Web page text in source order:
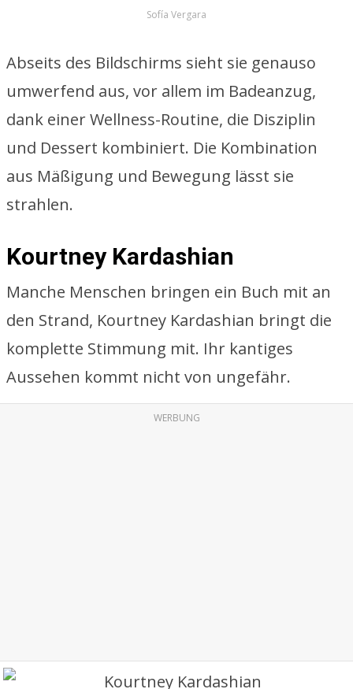
Sofía Vergara
Abseits des Bildschirms sieht sie genauso
umwerfend aus, vor allem im Badeanzug,
dank einer Wellness-Routine, die Disziplin
und Dessert kombiniert. Die Kombination
aus Mäßigung und Bewegung lässt sie
strahlen.
Kourtney Kardashian
Manche Menschen bringen ein Buch mit an
den Strand, Kourtney Kardashian bringt die
komplette Stimmung mit. Ihr kantiges
Aussehen kommt nicht von ungefähr.
WERBUNG